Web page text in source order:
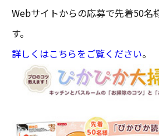
Webサイトからの応募で先着50名
す。
詳しくはこちらをご覧ください。